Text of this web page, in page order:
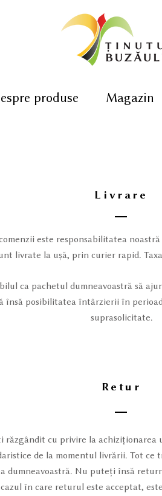
produse Magazin
Livrare
este responsabilitatea
livrate la ușă, prin curier rapid.
ca pachetul dumneavoastră să
însă posibilitatea întârzierii în
suprasolicitate.
Retur
răzgândit cu privire la
de la momentul livrării. Tot ce
dumneavoastră. Nu puteți însă
în care returul este acceptat,